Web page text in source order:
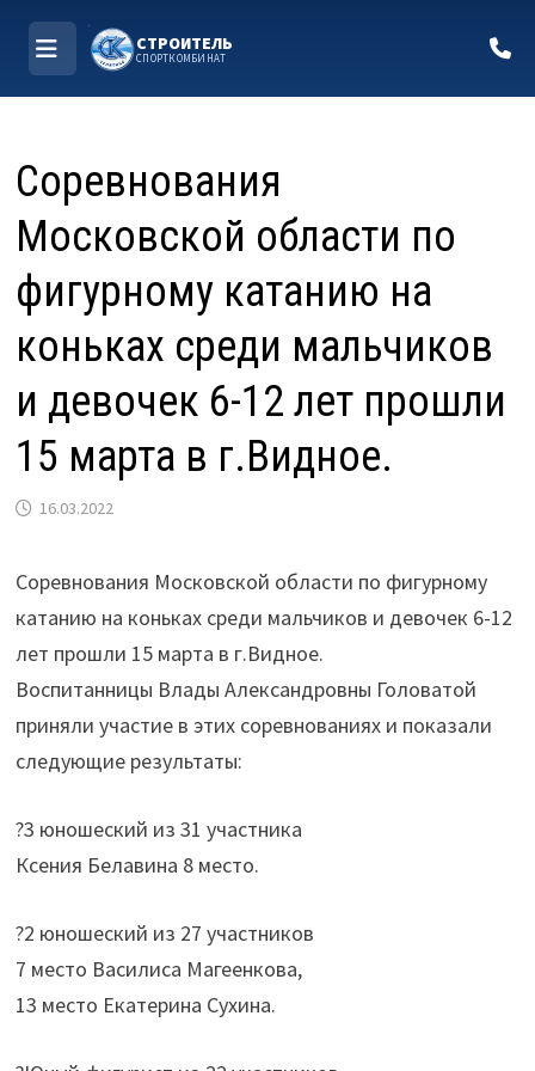
содержимому
МЕНЮ
СТРОИТЕЛЬ
СПОРТКОМБИНАТ
Соревнования
Московской области по
фигурному катанию на
коньках среди мальчиков
и девочек 6-12 лет прошли
15 марта в г.Видное.
16.03.2022
Соревнования Московской области по фигурному
катанию на коньках среди мальчиков и девочек 6-12
лет прошли 15 марта в г.Видное.
Воспитанницы Влады Александровны Головатой
приняли участие в этих соревнованиях и показали
следующие результаты:
?3 юношеский из 31 участника
Ксения Белавина 8 место.
?2 юношеский из 27 участников
7 место Василиса Магеенкова,
13 место Екатерина Сухина.